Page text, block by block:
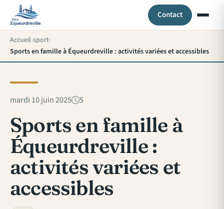
Contact
Accueil sport
Sports en famille à Équeurdreville : activités variées et accessibles
mardi 10 juin 2025 5
Sports en famille à
Équeurdreville :
activités variées et
accessibles